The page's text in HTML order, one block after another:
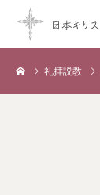
礼拝説教